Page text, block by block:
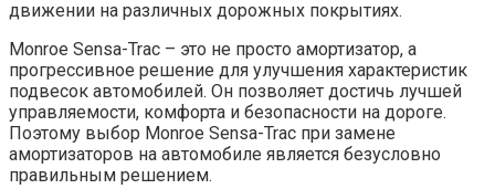
движении на различных дорожных покрытиях.
Monroe Sensa-Trac – это не просто амортизатор, а
прогрессивное решение для улучшения характеристик
подвесок автомобилей. Он позволяет достичь лучшей
управляемости, комфорта и безопасности на дороге.
Поэтому выбор Monroe Sensa-Trac при замене
амортизаторов на автомобиле является безусловно
правильным решением.